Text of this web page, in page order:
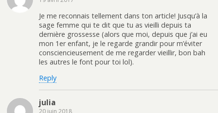
Je me reconnais tellement dans ton article! Jusqu’à la
sage femme qui te dit que tu as vieilli depuis ta
dernière grossesse (alors que moi, depuis que j’ai eu
mon 1er enfant, je le regarde grandir pour m’éviter
consciencieusement de me regarder vieillir, bon bah
les autres le font pour toi lol).
Reply
julia
20 juin 2018